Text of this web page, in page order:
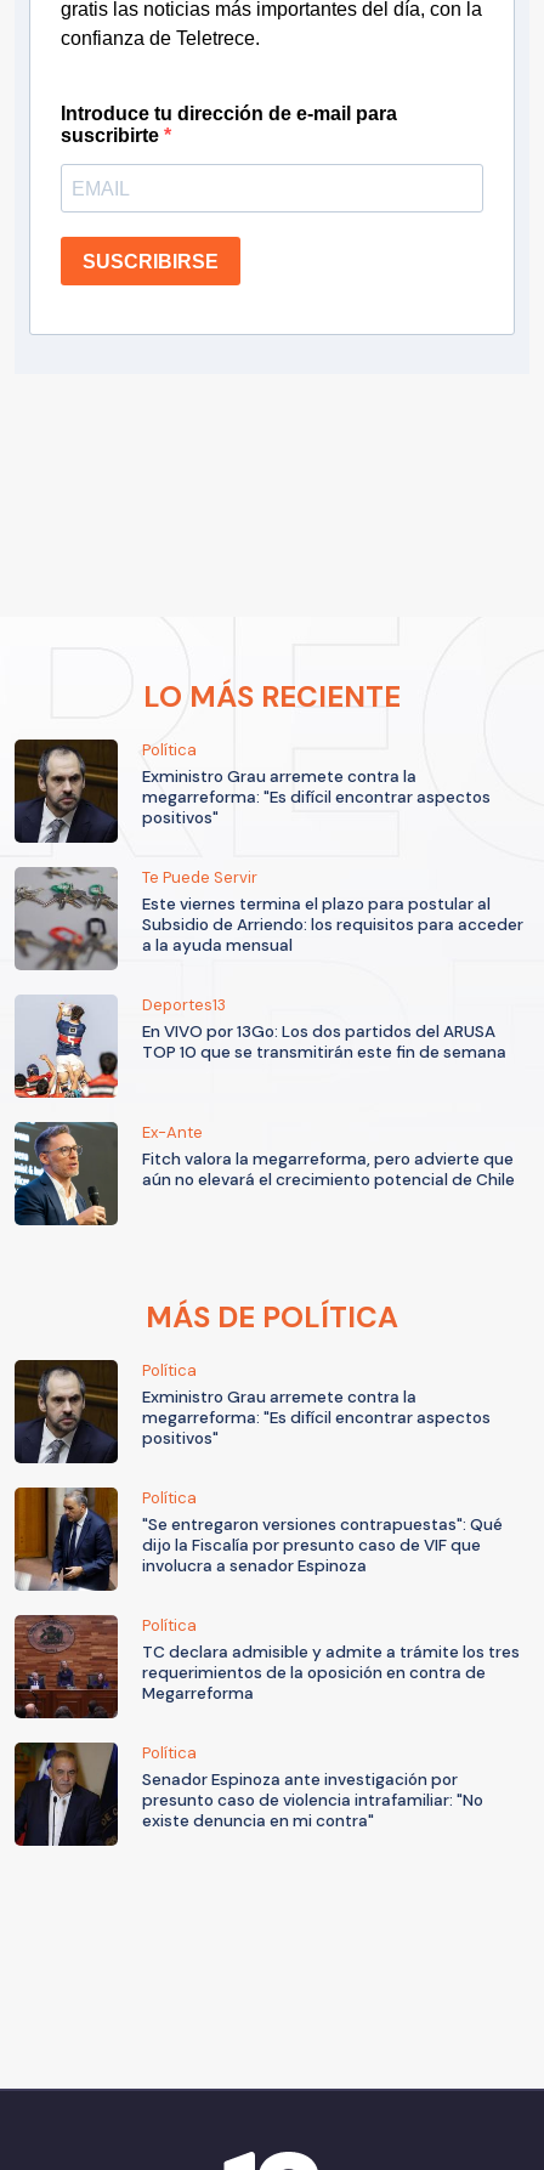
gratis las noticias más importantes del día, con la
confianza de Teletrece.
Introduce tu dirección de e-mail para
suscribirte
SUSCRIBIRSE
LO MÁS RECIENTE
Política
Exministro Grau arremete contra la
megarreforma: "Es difícil encontrar aspectos
positivos"
Te Puede Servir
Este viernes termina el plazo para postular al
Subsidio de Arriendo: los requisitos para acceder
a la ayuda mensual
Deportes13
En VIVO por 13Go: Los dos partidos del ARUSA
TOP 10 que se transmitirán este fin de semana
Ex-Ante
Fitch valora la megarreforma, pero advierte que
aún no elevará el crecimiento potencial de Chile
MÁS DE POLÍTICA
Política
Exministro Grau arremete contra la
megarreforma: "Es difícil encontrar aspectos
positivos"
Política
"Se entregaron versiones contrapuestas": Qué
dijo la Fiscalía por presunto caso de VIF que
involucra a senador Espinoza
Política
TC declara admisible y admite a trámite los tres
requerimientos de la oposición en contra de
Megarreforma
Política
Senador Espinoza ante investigación por
presunto caso de violencia intrafamiliar: "No
existe denuncia en mi contra"